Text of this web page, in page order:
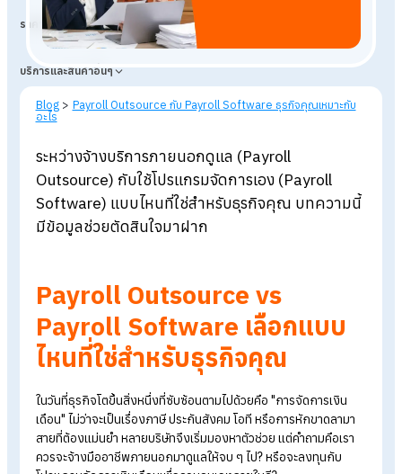
ราคา
บริการและสินค้าอื่นๆ
อะไร
ระหว่างจ้างบริการภายนอกดูแล (Payroll
Outsource) กับใช้โปรแกรมจัดการเอง (
Software) แบบไหนที่ใช่สำหรับธุรกิจคุณ บทควา
มีข้อมูลช่วยตัดสินใจมาฝาก